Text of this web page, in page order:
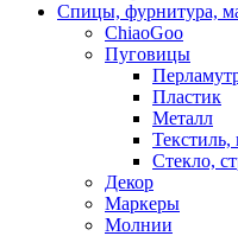
Спицы, фурнитура,
ChiaoGoo
Пуговицы
Пластик
Металл
Текстиль,
Стекло,
Декор
Маркеры
Молнии